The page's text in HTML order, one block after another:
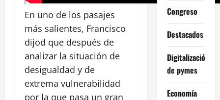
En uno de los pasajes
más salientes, Francisco
dijod que después de
analizar la situación de
desigualdad y de
extrema vulnerabilidad
por la que pasa un gran
Congreso
Destacados
Digitalización
de pymes
Economía